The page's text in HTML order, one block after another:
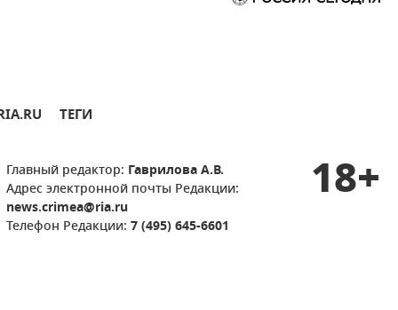
ТЕГИ
Главный редактор: Гаврилова А.В.
Адрес электронной почты Редакции:
news.crimea@ria.ru
Телефон Редакции: 7 (495) 645-6601
18+